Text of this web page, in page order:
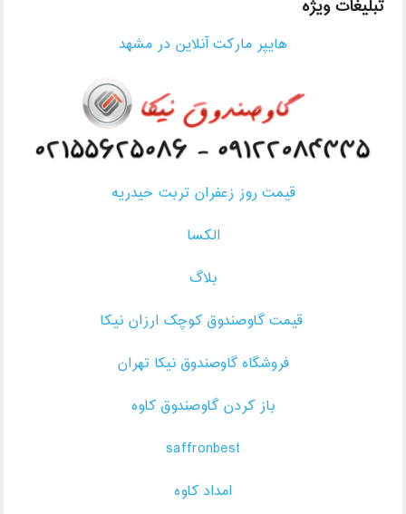
تبلیغات ویژه
هایپر مارکت آنلاین در مشهد
قیمت روز زعفران تربت حیدریه
الکسا
بلاگ
قیمت گاوصندوق کوچک ارزان نیکا
فروشگاه گاوصندوق نیکا تهران
باز کردن گاوصندوق کاوه
saffronbest
امداد کاوه